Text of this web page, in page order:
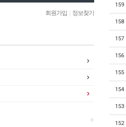
159
158
157
156
155
154
153
152
회원가입 정보찾기
+